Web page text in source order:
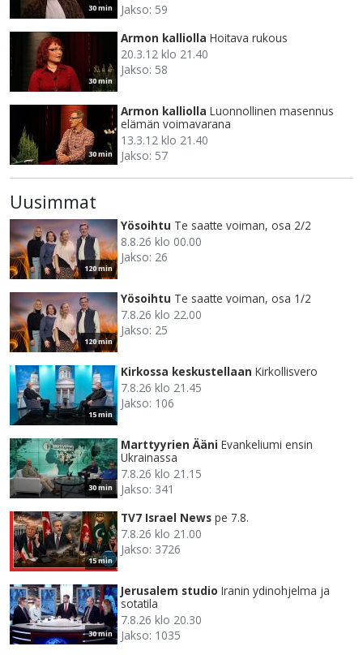
30 min
Jakso: 59
30 min
Armon kalliolla Hoitava rukous
20.3.12 klo 21.40
Jakso: 58
30 min
Armon kalliolla Luonnollinen masennus
elämän voimavarana
13.3.12 klo 21.40
Jakso: 57
Uusimmat
120 min
Yösoihtu Te saatte voiman, osa 2/2
8.8.26 klo 00.00
Jakso: 26
120 min
Yösoihtu Te saatte voiman, osa 1/2
7.8.26 klo 22.00
Jakso: 25
15 min
Kirkossa keskustellaan Kirkollisvero
7.8.26 klo 21.45
Jakso: 106
30 min
Marttyyrien Ääni Evankeliumi ensin
Ukrainassa
7.8.26 klo 21.15
Jakso: 341
15 min
TV7 Israel News pe 7.8.
7.8.26 klo 21.00
Jakso: 3726
30 min
Jerusalem studio Iranin ydinohjelma ja
sotatila
7.8.26 klo 20.30
Jakso: 1035